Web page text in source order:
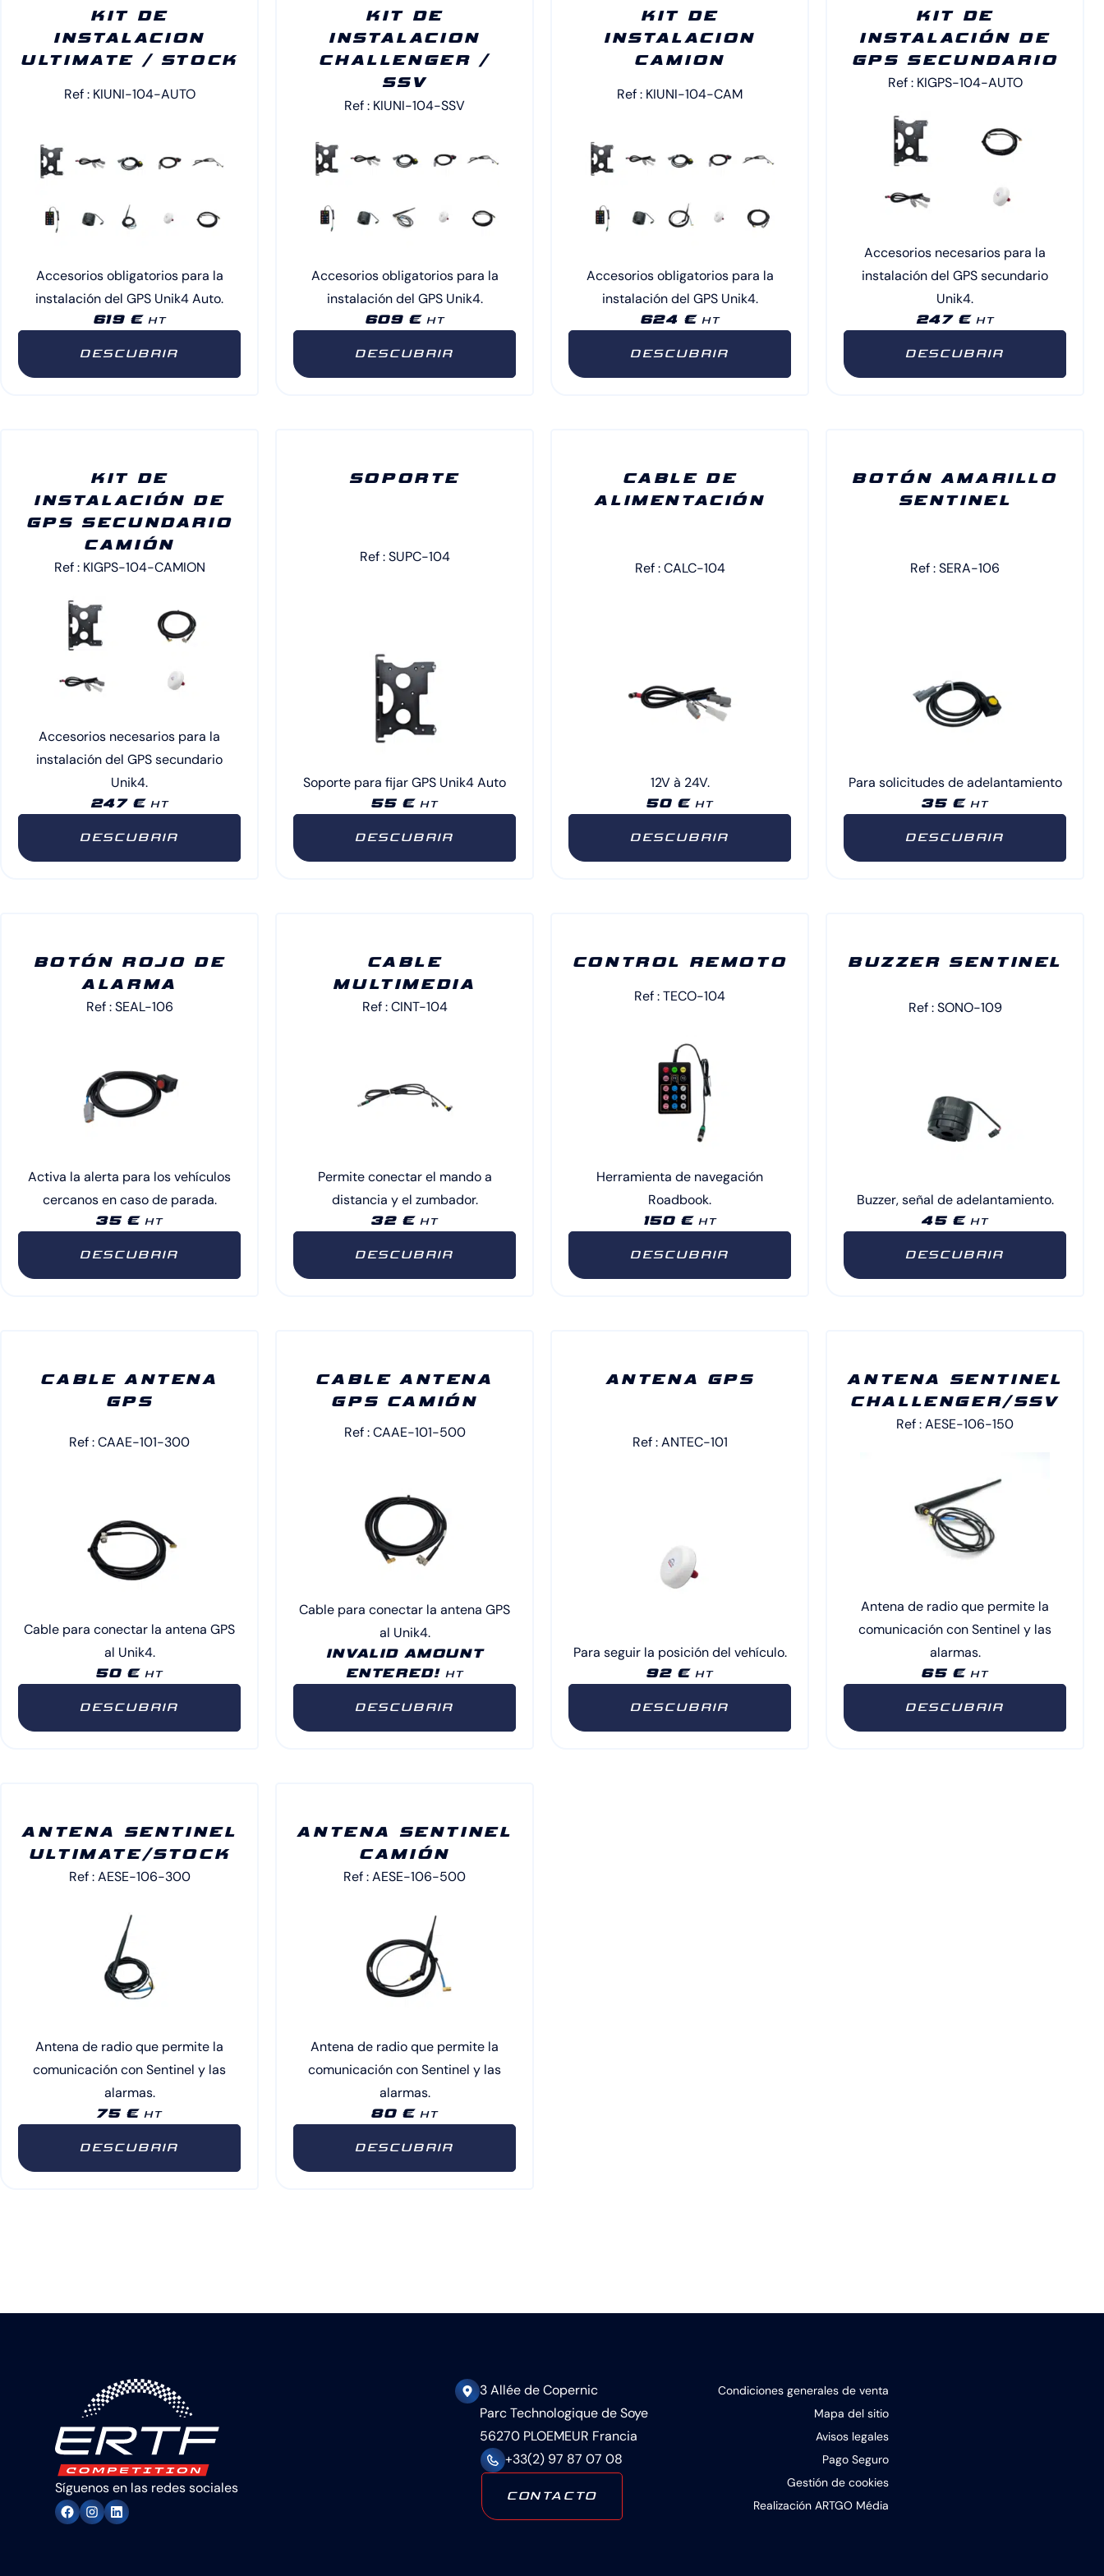
KIT DE
INSTALACION
ULTIMATE / STOCK
Ref : KIUNI-104-AUTO
Accesorios obligatorios para la
instalación del GPS Unik4 Auto.
619 €HT
DESCUBRIR
KIT DE
INSTALACION
CHALLENGER /
SSV
Ref : KIUNI-104-SSV
Accesorios obligatorios para la
instalación del GPS Unik4.
609 €HT
DESCUBRIR
KIT DE
INSTALACION
CAMION
Ref : KIUNI-104-CAM
Accesorios obligatorios para la
instalación del GPS Unik4.
624 €HT
DESCUBRIR
KIT DE
INSTALACIÓN DE
GPS SECUNDARIO
Ref : KIGPS-104-AUTO
Accesorios necesarios para la
instalación del GPS secundario
Unik4.
247 €HT
DESCUBRIR
KIT DE
INSTALACIÓN DE
GPS SECUNDARIO
CAMIÓN
Ref : KIGPS-104-CAMION
Accesorios necesarios para la
instalación del GPS secundario
Unik4.
247 €HT
DESCUBRIR
SOPORTE
Ref : SUPC-104
Soporte para fijar GPS Unik4 Auto
55 €HT
DESCUBRIR
CABLE DE
ALIMENTACIÓN
Ref : CALC-104
12V à 24V.
50 €HT
DESCUBRIR
BOTÓN AMARILLO
SENTINEL
Ref : SERA-106
Para solicitudes de adelantamiento
35 €HT
DESCUBRIR
BOTÓN ROJO DE
ALARMA
Ref : SEAL-106
Activa la alerta para los vehículos
cercanos en caso de parada.
35 €HT
DESCUBRIR
CABLE
MULTIMEDIA
Ref : CINT-104
Permite conectar el mando a
distancia y el zumbador.
32 €HT
DESCUBRIR
CONTROL REMOTO
Ref : TECO-104
Herramienta de navegación
Roadbook.
150 €HT
DESCUBRIR
BUZZER SENTINEL
Ref : SONO-109
Buzzer, señal de adelantamiento.
45 €HT
DESCUBRIR
CABLE ANTENA
GPS
Ref : CAAE-101-300
Cable para conectar la antena GPS
al Unik4.
50 €HT
DESCUBRIR
CABLE ANTENA
GPS CAMIÓN
Ref : CAAE-101-500
Cable para conectar la antena GPS
al Unik4.
INVALID AMOUNT
ENTERED!HT
DESCUBRIR
ANTENA GPS
Ref : ANTEC-101
Para seguir la posición del vehículo.
92 €HT
DESCUBRIR
ANTENA SENTINEL
CHALLENGER/SSV
Ref : AESE-106-150
Antena de radio que permite la
comunicación con Sentinel y las
alarmas.
65 €HT
DESCUBRIR
ANTENA SENTINEL
ULTIMATE/STOCK
Ref : AESE-106-300
Antena de radio que permite la
comunicación con Sentinel y las
alarmas.
75 €HT
DESCUBRIR
ANTENA SENTINEL
CAMIÓN
Ref : AESE-106-500
Antena de radio que permite la
comunicación con Sentinel y las
alarmas.
80 €HT
DESCUBRIR
Síguenos en las redes sociales
3 Allée de Copernic
Parc Technologique de Soye
56270 PLOEMEUR Francia
+33(2) 97 87 07 08
CONTACTO
Condiciones generales de venta
Mapa del sitio
Avisos legales
Pago Seguro
Gestión de cookies
Realización ARTGO Média